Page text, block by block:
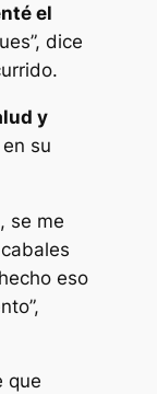
el
dice
y
su
se me
eso
que